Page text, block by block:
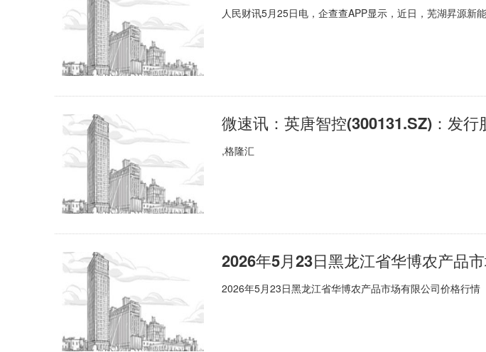
人民财讯5月25日电，企查查APP显示，近日，芜湖昇源新
,格隆汇
2026年5月23日黑龙江省华博农产品市场有限公司价格行情